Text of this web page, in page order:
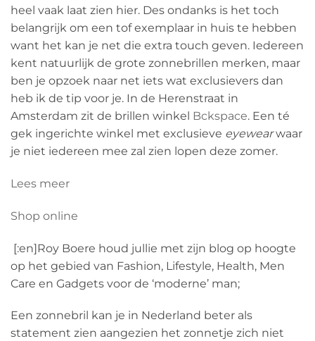
heel vaak laat zien hier. Des ondanks is het toch
belangrijk om een tof exemplaar in huis te hebben
want het kan je net die extra touch geven. Iedereen
kent natuurlijk de grote zonnebrillen merken, maar
ben je opzoek naar net iets wat exclusievers dan
heb ik de tip voor je. In de Herenstraat in
Amsterdam zit de brillen winkel Bckspace. Een té
gek ingerichte winkel met exclusieve eyewearwaar
je niet iedereen mee zal zien lopen deze zomer.
Lees meer
Shop online
[:en]Roy Boere houd jullie met zijn blog op hoogte
op het gebied van Fashion, Lifestyle, Health, Men
Care en Gadgets voor de ‘moderne’ man;
Een zonnebril kan je in Nederland beter als
statement zien aangezien het zonnetje zich niet